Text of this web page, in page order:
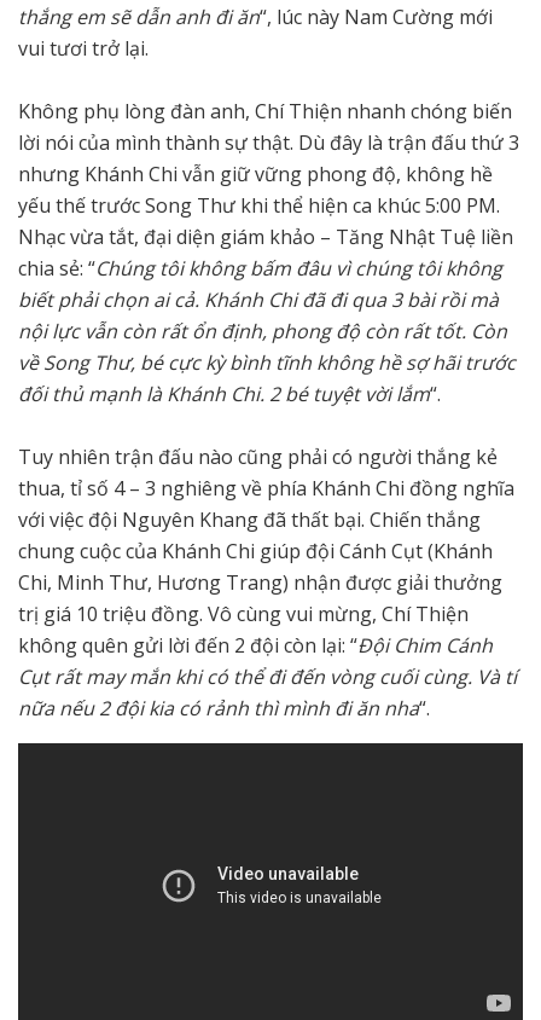
thắng em sẽ dẫn anh đi ăn“, lúc này Nam Cường mới
vui tươi trở lại.
Không phụ lòng đàn anh, Chí Thiện nhanh chóng biến
lời nói của mình thành sự thật. Dù đây là trận đấu thứ 3
nhưng Khánh Chi vẫn giữ vững phong độ, không hề
yếu thế trước Song Thư khi thể hiện ca khúc 5:00 PM.
Nhạc vừa tắt, đại diện giám khảo – Tăng Nhật Tuệ liền
chia sẻ: “Chúng tôi không bấm đâu vì chúng tôi không
biết phải chọn ai cả. Khánh Chi đã đi qua 3 bài rồi mà
nội lực vẫn còn rất ổn định, phong độ còn rất tốt. Còn
về Song Thư, bé cực kỳ bình tĩnh không hề sợ hãi trước
đối thủ mạnh là Khánh Chi. 2 bé tuyệt vời lắm“.
Tuy nhiên trận đấu nào cũng phải có người thắng kẻ
thua, tỉ số 4 – 3 nghiêng về phía Khánh Chi đồng nghĩa
với việc đội Nguyên Khang đã thất bại. Chiến thắng
chung cuộc của Khánh Chi giúp đội Cánh Cụt (Khánh
Chi, Minh Thư, Hương Trang) nhận được giải thưởng
trị giá 10 triệu đồng. Vô cùng vui mừng, Chí Thiện
không quên gửi lời đến 2 đội còn lại: “Đội Chim Cánh
Cụt rất may mắn khi có thể đi đến vòng cuối cùng. Và tí
nữa nếu 2 đội kia có rảnh thì mình đi ăn nha“.